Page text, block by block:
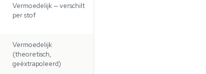
Vermoedelijk — verschilt
per stof
Vermoedelijk
(theoretisch,
geëxtrapoleerd)